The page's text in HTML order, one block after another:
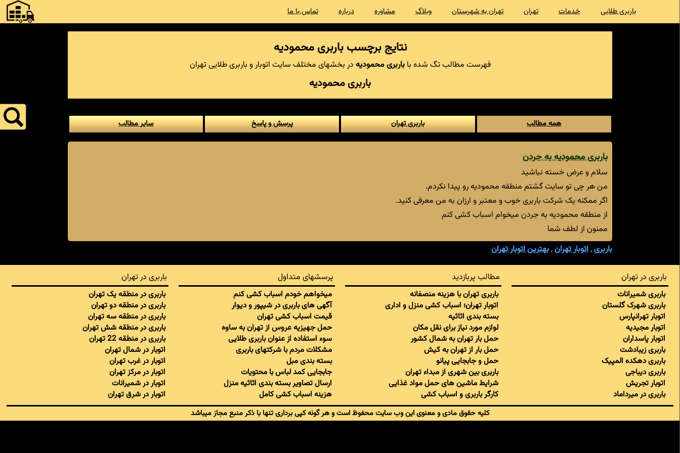
باربری طلایی خدمات تهران تهران به شهرستان وبلاگ مشاوره درباره تماس با ما
نتایج برچسب باربری محمودیه
فهرست مطالب تگ شده باباربری محمودیه در بخشهای مختلف سایت اتوبار و باربری طلایی تهران
باربری محمودیه
همه مطالب باربری تهران پرسش و پاسخ سایر مطالب
باربری محمودیه به جردن
سلام و عرض خسته نباشید
من هر چی تو سایت گشتم منطقه محمودیه رو پیدا نکردم.
اگر ممکنه یک شرکت باربری خوب و معتبر و ارزان به من معرفی کنید.
از منطقه محمودیه به جردن میخوام اسباب کشی کنم
ممنون از لطف شما
باربری,اتوبار تهران,بهترین اتوبار تهران
باربری در تهران
باربری شمیرانات
باربری شهرک گلستان
اتوبار تهرانپارس
اتوبار مجیدیه
اتوبار پاسداران
باربری زیبادشت
باربری دهکده المپیک
باربری دیباجی
اتوبار تجریش
باربری در میرداماد
مطالب پربازدید
باربری تهران با هزینه منصفانه
اتوبار تهران؛ اسباب کشی منزل و اداری
بسته بندی اثاثیه
لوازم مورد نیاز برای نقل مکان
حمل بار تهران به شمال کشور
حمل بار از تهران به کیش
حمل و جابجایی پیانو
باربری بین شهری از مبداء تهران
شرایط ماشین های حمل مواد غذایی
کارگر باربری و اسباب کشی
پرسشهای متداول
میخواهم خودم اسباب کشی کنم
آگهی های باربری در شیپور و دیوار
قیمت اسباب کشی تهران
حمل جهیزیه عروس از تهران به ساوه
سوء استفاده از عنوان باربری طلایی
مشکلات مردم با شرکتهای باربری
بسته بندی مبل
جابجایی کمد لباس با محتویات
ارسال تصاویر بسته بندی اثاثیه منزل
هزینه اسباب کشی کامل
باربری در تهران
باربری در منطقه یک تهران
باربری در منطقه دو تهران
باربری در منطقه سه تهران
باربری در منطقه شش تهران
باربری در منطقه 22 تهران
اتوبار در شمال تهران
اتوبار در غرب تهران
اتوبار در مرکز تهران
اتوبار در شمیرانات
اتوبار در شرق تهران
کلیه حقوق مادی و معنوی این وب سایت محفوظ است و هر گونه کپی برداری تنها با ذکر منبع مجاز میباشد